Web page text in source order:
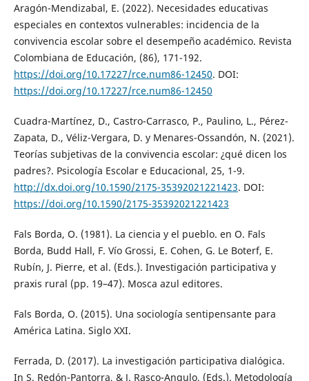
Aragón-Mendizabal, E. (2022). Necesidades educativas
especiales en contextos vulnerables: incidencia de la
convivencia escolar sobre el desempeño académico. Revista
Colombiana de Educación, (86), 171-192.
https://doi.org/10.17227/rce.num86-12450. DOI:
https://doi.org/10.17227/rce.num86-12450
Cuadra-Martínez, D., Castro-Carrasco, P., Paulino, L., Pérez-
Zapata, D., Véliz-Vergara, D. y Menares-Ossandón, N. (2021).
Teorías subjetivas de la convivencia escolar: ¿qué dicen los
padres?. Psicología Escolar e Educacional, 25, 1-9.
http://dx.doi.org/10.1590/2175-35392021221423. DOI:
https://doi.org/10.1590/2175-35392021221423
Fals Borda, O. (1981). La ciencia y el pueblo. en O. Fals
Borda, Budd Hall, F. Vío Grossi, E. Cohen, G. Le Boterf, E.
Rubín, J. Pierre, et al. (Eds.). Investigación participativa y
praxis rural (pp. 19–47). Mosca azul editores.
Fals Borda, O. (2015). Una sociología sentipensante para
América Latina. Siglo XXI.
Ferrada, D. (2017). La investigación participativa dialógica.
In S. Redón-Pantorra, & J. Rasco-Angulo, (Eds.). Metodología